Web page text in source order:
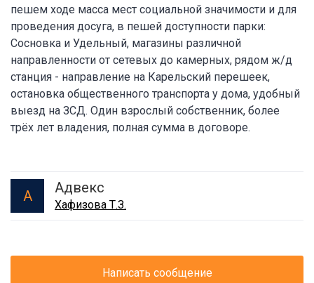
пешем ходе масса мест социальной значимости и для
проведения досуга, в пешей доступности парки:
Сосновка и Удельный, магазины различной
направленности от сетевых до камерных, рядом ж/д
станция - направление на Карельский перешеек,
остановка общественного транспорта у дома, удобный
выезд на ЗСД. Один взрослый собственник, более
трёх лет владения, полная сумма в договоре.
А Адвекс
Хафизова Т.З.
Написать сообщение